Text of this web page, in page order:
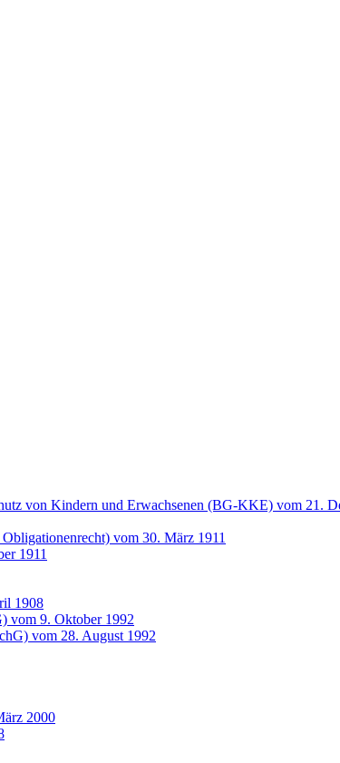
von Kindern und Erwachsenen (BG-KKE) vom 21.
vom 30. März 1911
1911
1908
vom 9. Oktober 1992
vom 28. August 1992
2000